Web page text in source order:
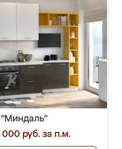
"Миндаль"
000 руб. за п.м.